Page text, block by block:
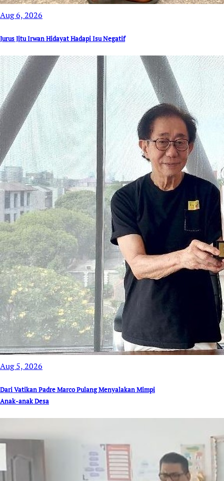
Aug 6, 2026
Jurus Jitu Irwan Hidayat Hadapi Isu Negatif
Aug 5, 2026
Dari Vatikan Padre Marco Pulang Menyalakan Mimpi
Anak-anak Desa